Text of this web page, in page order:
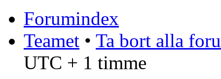
Forumindex
Teamet • Ta bort alla
UTC + 1 timme